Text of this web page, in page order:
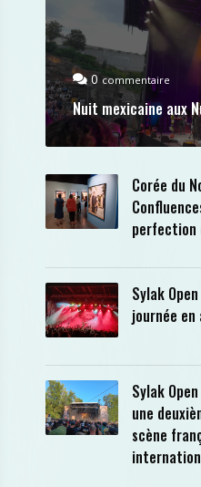
0 commentaire
Nuit mexicaine aux
Corée du
perfection
Sylak
journée en
Sylak
une
scène